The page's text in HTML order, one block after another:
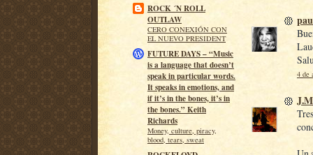
ROCK ´N ROLL
OUTLAW
CERO CONEXIÓN CON
EL NUEVO PRESIDENT
FUTURE DAYS – “Music
is a language that doesn’t
speak in particular words.
It speaks in emotions, and
if it’s in the bones, it’s in
the bones.” Keith
Richards
Money, culture, piracy,
blood, tears, sweat
4 de